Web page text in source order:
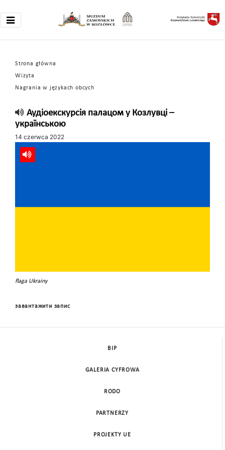
Strona główna
Wizyta
Nagrania w językach obcych
Аудіоекскурсія палацом у Козлувці –
українською
14 czerwca 2022
flaga Ukrainy
завантажити запис
BIP
GALERIA CYFROWA
RODO
PARTNERZY
PROJEKTY UE